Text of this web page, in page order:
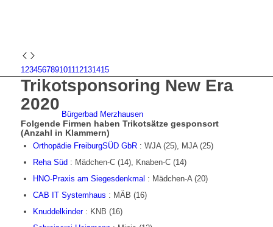
Bürgerbad Merzhausen
1 234567891011 12131415
Trikotsponsoring New Era
2020
Folgende Firmen haben Trikotsätze gesponsort
(Anzahl in Klammern)
Orthopädie FreiburgSÜD GbR: WJA (25), MJA (25)
Reha Süd : Mädchen-C (14), Knaben-C (14)
HNO-Praxis am Siegesdenkmal : Mädchen-A (20)
CAB IT Systemhaus : MÄB (16)
Knuddelkinder: KNB (16)